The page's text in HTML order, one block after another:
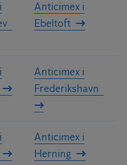
Anticimex i
Ebeltoft
Anticimex i
Frederikshavn
Anticimex i
Herning